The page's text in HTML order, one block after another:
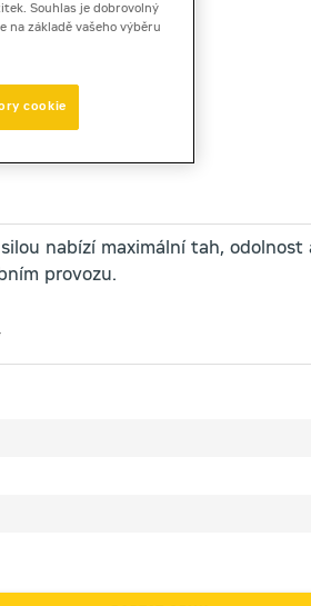
silou nabízí maximální tah,
provozu.
Souhlas je dobrovolný
na základě vašeho výběru
cookie